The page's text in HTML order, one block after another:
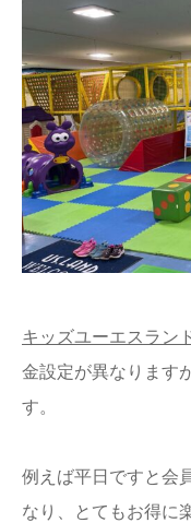
キッズユーエスラン
金設定が異なります
す。
例えば平日ですと会
なり、とてもお得に